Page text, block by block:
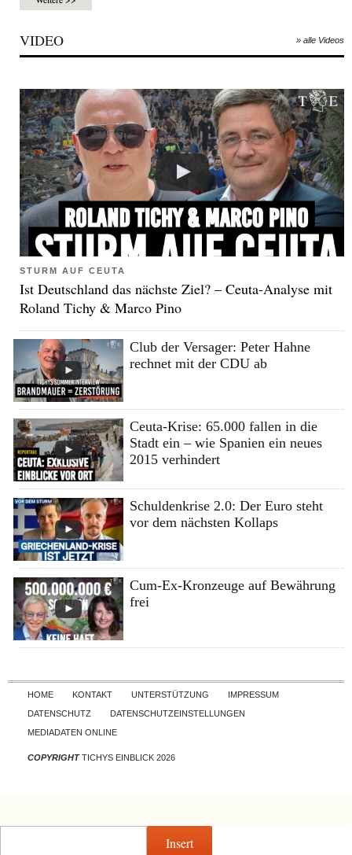
VIDEO » alle Videos
STURM AUF CEUTA
Ist Deutschland das nächste Ziel? – Ceuta-Analyse mit
Roland Tichy & Marco Pino
Club der Versager: Peter Hahne
rechnet mit der CDU ab
Ceuta-Krise: 65.000 fallen in die
Stadt ein – wie Spanien ein neues
2015 verhindert
Schuldenkrise 2.0: Der Euro steht
vor dem nächsten Kollaps
Cum-Ex-Kronzeuge auf Bewährung
frei
Skip to content
HOME KONTAKT UNTERSTÜTZUNG
IMPRESSUM
DATENSCHUTZ
DATENSCHUTZEINSTELLUNGEN
MEDIADATEN ONLINE
COPYRIGHTTICHYS EINBLICK 2026
Insert